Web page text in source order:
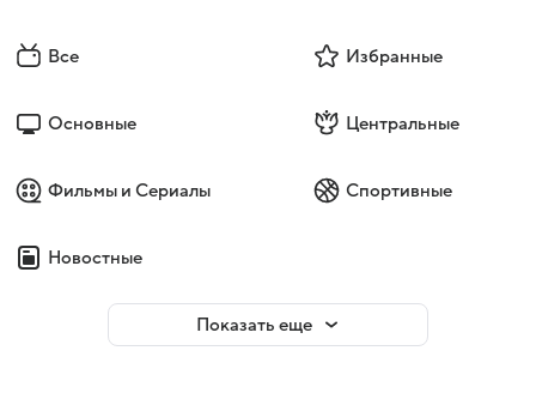
Все Избранные
Основные Центральные
Фильмы и Сериалы Спортивные
Новостные
Показать еще